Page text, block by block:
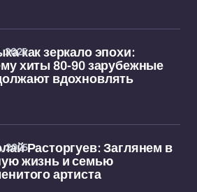
как зеркало эпохи:
хиты 80-90 зарубежные
вдохновлять
2025
Расторгуев: Заглянем в
жизнь и семью
артиста
2025